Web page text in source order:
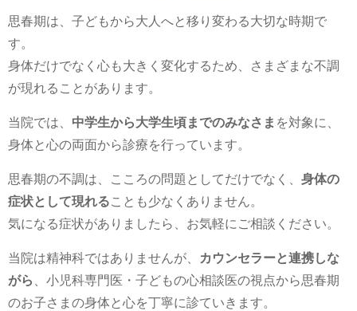
思春期は、子どもから大人へと移り変わる大切な時期で
す。
身体だけでなく心も大きく変化するため、さまざまな不調
が現れることがあります。
当院では、 中学生から大学生頃までのみなさま を対象に、
身体と心の両面から診療を行っています。
思春期の不調は、こころの問題としてだけでなく、 身体の
症状として現れることも少なくありません。
気になる症状がありましたら、お気軽にご相談ください。
当院は精神科ではありませんが、
カウンセラーと連携しな
がら
、小児科専門医・子どもの心相談医の視点から思春期
のお子さまの身体と心を丁寧に診ていきます。